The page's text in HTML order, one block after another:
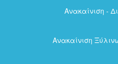
Ανακαίνιση -
Ανακαίνιση